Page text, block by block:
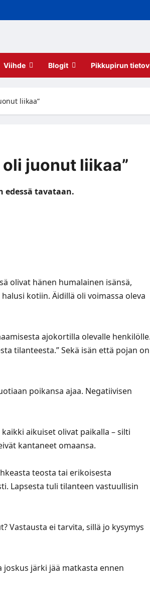
Viihde Blogit Pikkupirun
liikaa”
juonut liikaa”
edessä tavataan.
olivat hänen humalainen isänsä,
kotiin. Äidillä oli voimassa oleva
ajokortilla olevalle
tilanteesta.” Sekä isän että pojan on
poikansa ajaa. Negatiivisen
aikuiset olivat paikalla – silti
kantaneet omaansa.
teosta tai erikoisesta
Lapsesta tuli tilanteen vastuullisin
Vastausta ei tarvita, sillä jo kysymys
joskus järki jää matkasta ennen